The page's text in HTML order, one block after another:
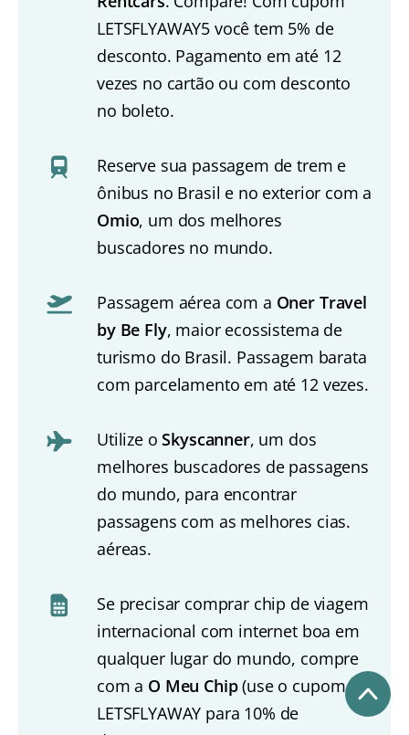
LETSFLYAWAY5 você tem 5% de
desconto. Pagamento em até 12
vezes no cartão ou com desconto
no boleto.
Reserve sua passagem de trem e
ônibus no Brasil e no exterior com a
Omio, um dos melhores
buscadores no mundo.
Passagem aérea com a Oner Travel
by Be Fly, maior ecossistema de
turismo do Brasil. Passagem barata
com parcelamento em até 12 vezes.
Utilize oSkyscanner, um dos
melhores buscadores de passagens
do mundo, para encontrar
passagens com as melhores cias.
aéreas.
Se precisar comprar chip de viagem
internacional com internet boa em
qualquer lugar do mundo, compre
com a O Meu Chip(use o cupom
LETSFLYAWAY para 10% de